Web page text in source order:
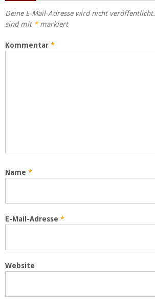
Deine E-Mail-Adresse wird nicht veröffentlicht.
sind mit *markiert
Kommentar *
Name *
E-Mail-Adresse *
Website